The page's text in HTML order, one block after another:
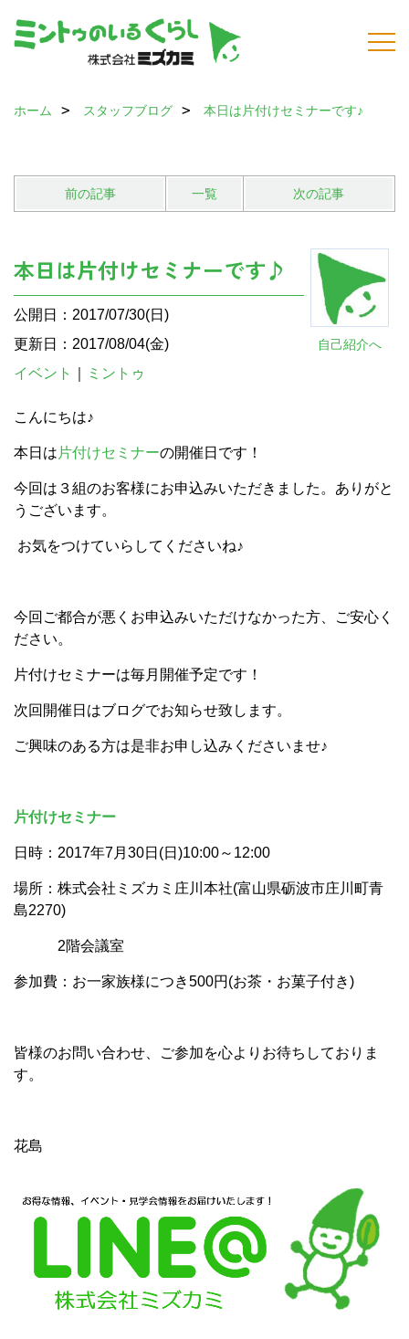
ホーム スタッフブログ 本日は片付けセミナーです♪
前の記事 一覧 次の記事
自己紹介へ
本日は片付けセミナーです♪
公開日：2017/07/30(日)
更新日：2017/08/04(金)
イベント
ミントゥ
こんにちは♪
本日は 片付けセミナーの開催日です！
今回は３組のお客様にお申込みいただきました。ありがと
うございます。
お気をつけていらしてくださいね♪
今回ご都合が悪くお申込みいただけなかった方、ご安心く
ださい。
片付けセミナーは毎月開催予定です！
次回開催日はブログでお知らせ致します。
ご興味のある方は是非お申し込みくださいませ♪
片付けセミナー
日時：2017年7月30日(日)10:00～12:00
場所：株式会社ミズカミ庄川本社(富山県砺波市庄川町青
島2270)
2階会議室
参加費：お一家族様につき500円(お茶・お菓子付き)
皆様のお問い合わせ、ご参加を心よりお待ちしておりま
す。
花島